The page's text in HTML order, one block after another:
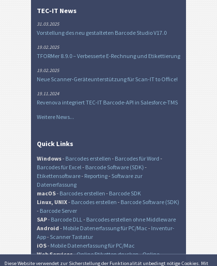
Diese Website verwendet zur Sicher­stellung der Funk­tionalität unbedingt nötige Cookies. Mit
TEC-IT News
31.03.2025
Vorstellung des neu gestalteten Barcode Studio V17.0
19.02.2025
TFORMer 8.9.0 – Verbesserte E-Rechnung und Etikettierung
19.02.2025
Neue Scanner-Geräteunterstützung für Scan-IT to Office!
19.11.2024
Revenova integriert TEC-IT Barcode-API in Salesforce-TMS
Weitere News...
Quick Links
Windows- Barcodes erstellen - Barcodes für Word -
Barcodes für Excel- Barcode Software (SDK) -
Etikettensoftware- Reporting- Software zur
Datenerfassung
macOS- Barcodes erstellen - Barcode SDK
Linux, UNIX- Barcodes erstellen - Barcode Software (SDK)
- Barcode Server
SAP- Barcode DLL- Barcodes erstellen ohne Middleware
Android - Mobile Datenerfassung für PC/Mac - Inventur-
App- Scanner Tastatur
iOS- Mobile Datenerfassung für PC/Mac
Web Services-Online Etiketten drucken-Online
Barcode Generator-Online QR-Code Generator